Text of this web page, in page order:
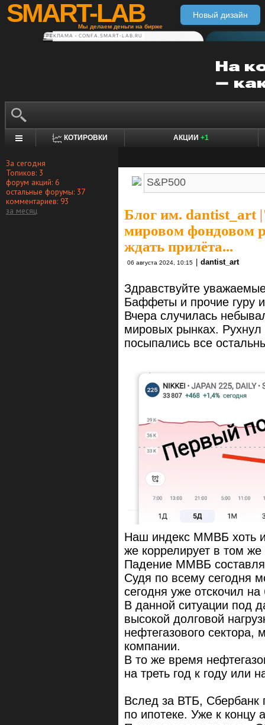
SMART-LAB
Мы делаем деньги на бирже
Новый дизайн
РЕКЛАМА • CONFA.SMART-LAB.RU
КОТИРОВКИ АКЦИИ +1
За сегодня
Топиков: 3
форум акций: 6
остальные форумы: 37
комментариев: 93
за месяц
Блог им. dantist_art|
мировом фондовом
ждать прилёта...
06 августа 2024, 10:15 dantist_art
Здравствуйте
Баффеты и прочие гуру
Вчера случилась
мировых рынках.
посыпались все
Наш индекс ММВБ хоть и
же коррелирует в том же
Падение ММВБ
Судя по всему сегодня
сегодня уже отскочил
В данной ситуации под
высокой долговой
нефтегазового
компании.
В то же время
на треть год к году или
Вслед за ВТБ, Сбербанк
по ипотеке. Уже к концу